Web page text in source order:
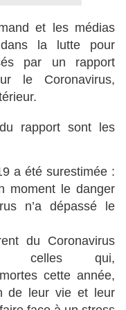
et les médias
la lutte pour
par un rapport
le Coronavirus,
rapport sont les
a été surestimée :
moment le danger
n’a dépassé le
du Coronavirus
celles qui,
cette année,
de leur vie et leur